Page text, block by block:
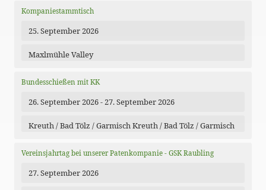
Kompaniestammtisch
25. September 2026
Maxlmühle Valley
Bundesschießen mit KK
26. September 2026 - 27. September 2026
Kreuth / Bad Tölz / Garmisch Kreuth / Bad Tölz / Garmisch
Vereinsjahrtag bei unserer Patenkompanie - GSK Raubling
27. September 2026